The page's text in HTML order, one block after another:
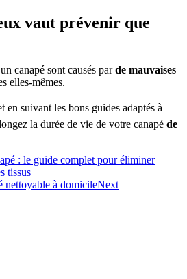
vaut prévenir que
canapé sont causés parde mauvaises
elles-mêmes.
suivant les bons guides adaptés à
la durée de vie de votre canapé de
: le guide complet pour éliminer
tissus
nettoyable à domicileNext